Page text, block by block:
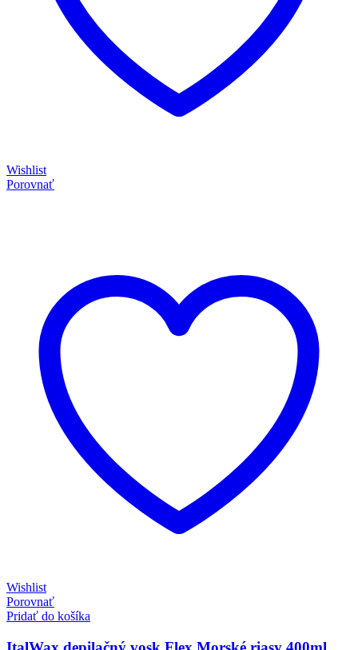
Wishlist
Porovnať
Wishlist
Porovnať
Pridať do košíka